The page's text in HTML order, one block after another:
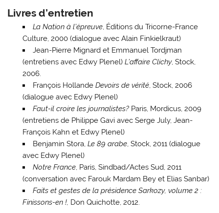
Livres d’entretien
La Nation à l’épreuve, Éditions du Tricorne-France
Culture, 2000 (dialogue avec Alain Finkielkraut)
Jean-Pierre Mignard et Emmanuel Tordjman
(entretiens avec Edwy Plenel) L’affaire Clichy, Stock,
2006.
François Hollande Devoirs de vérité, Stock, 2006
(dialogue avec Edwy Plenel)
Faut-il croire les journalistes?Paris, Mordicus, 2009
(entretiens de Philippe Gavi avec Serge July, Jean-
François Kahn et Edwy Plenel)
Benjamin Stora, Le 89 arabe, Stock, 2011 (dialogue
avec Edwy Plenel)
Notre France, Paris, Sindbad/Actes Sud, 2011
(conversation avec Farouk Mardam Bey et Elias Sanbar)
Faits et gestes de la présidence Sarkozy, volume 2 :
Finissons-en !, Don Quichotte, 2012.